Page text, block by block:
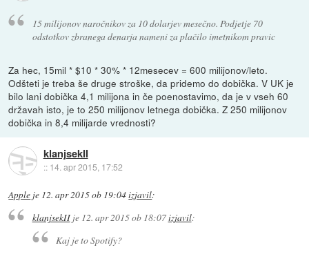
15 milijonov naročnikov za 10 dolarjev mesečno. Podjetje 70
odstotkov zbranega denarja nameni za plačilo imetnikom pravic
Za hec, 15mil * $10 * 30% * 12mesecev = 600 milijonov/leto.
Odšteti je treba še druge stroške, da pridemo do dobička. V UK je
bilo lani dobička 4,1 milijona in če poenostavimo, da je v vseh 60
državah isto, je to 250 milijonov letnega dobička. Z 250 milijonov
dobička in 8,4 milijarde vrednosti?
klanjsekII
:: 14. apr 2015, 17:52
Apple je 12. apr 2015 ob 19:04izjavil:
klanjsekIIje 12. apr 2015 ob 18:07izjavil:
Kaj je to Spotify?